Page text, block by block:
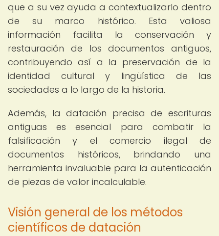
que a su vez ayuda a contextualizarlo dentro
de su marco histórico. Esta valiosa
información facilita la conservación y
restauración de los documentos antiguos,
contribuyendo así a la preservación de la
identidad cultural y lingüística de las
sociedades a lo largo de la historia.
Además, la datación precisa de escrituras
antiguas es esencial para combatir la
falsificación y el comercio ilegal de
documentos históricos, brindando una
herramienta invaluable para la autenticación
de piezas de valor incalculable.
Visión general de los métodos
científicos de datación